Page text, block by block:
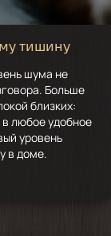
тишину
шума не
Больше
близких:
в любое удобное
уровень
в доме.